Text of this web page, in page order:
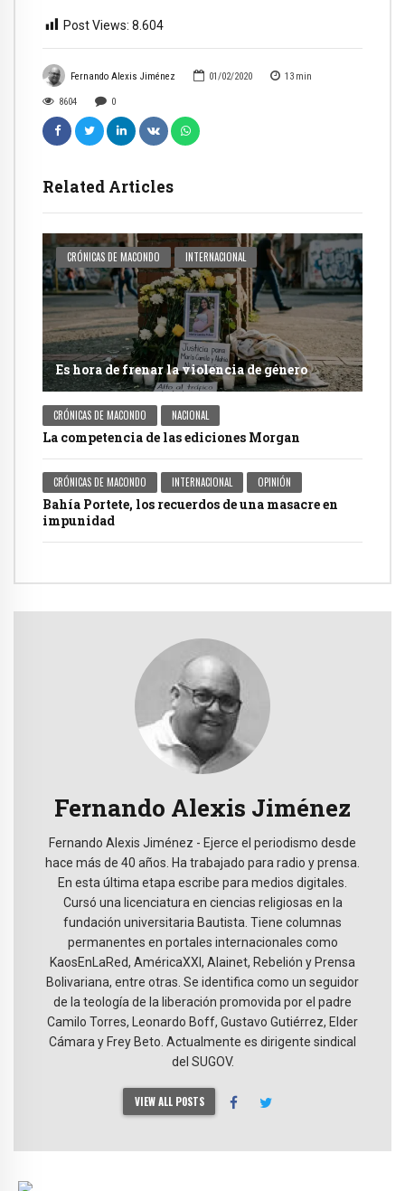
Fernando Alexis Jiménez 01/02/2020 13 min
8604 0
Related Articles
CRÓNICAS DE MACONDO INTERNACIONAL
Es hora de frenar la violencia de género
CRÓNICAS DE MACONDO NACIONAL
La competencia de las ediciones Morgan
CRÓNICAS DE MACONDO INTERNACIONAL OPINIÓN
Bahía Portete, los recuerdos de una masacre en
impunidad
Post Views: 8.604
Fernando Alexis Jiménez
Fernando Alexis Jiménez - Ejerce el periodismo desde
hace más de 40 años. Ha trabajado para radio y prensa.
En esta última etapa escribe para medios digitales.
Cursó una licenciatura en ciencias religiosas en la
fundación universitaria Bautista. Tiene columnas
permanentes en portales internacionales como
KaosEnLaRed, AméricaXXI, Alainet, Rebelión y Prensa
Bolivariana, entre otras. Se identifica como un seguidor
de la teología de la liberación promovida por el padre
Camilo Torres, Leonardo Boff, Gustavo Gutiérrez, Elder
Cámara y Frey Beto. Actualmente es dirigente sindical
del SUGOV.
VIEW ALL POSTS